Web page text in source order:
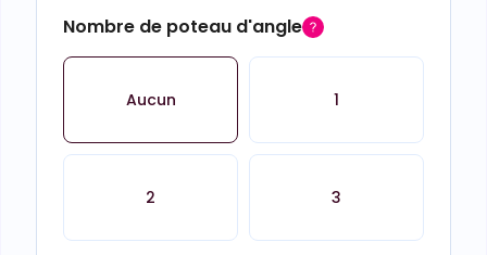
Nombre de poteau d'angle
Aucun 1
2 3